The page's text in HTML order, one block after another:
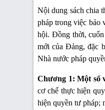
Nội dung sách chia
pháp trong việc bảo
hội. Đồng thời, cuốn
mới của Đảng, đặc
Nhà nước pháp
Chương 1: Một số
cơ chế thực hiện
hiện quyền tư pháp;